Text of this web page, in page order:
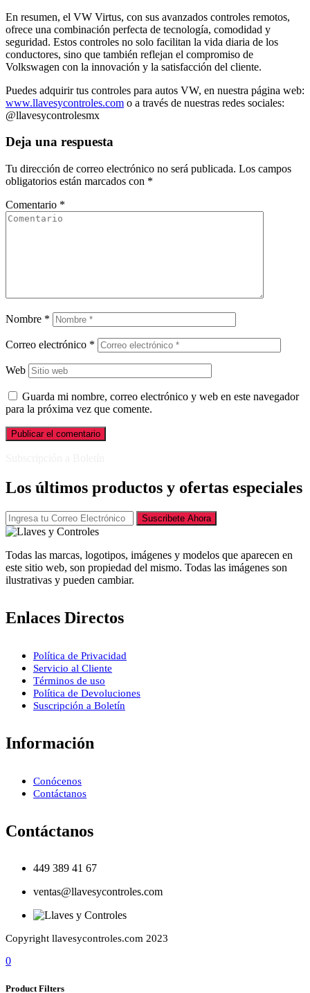
En resumen, el VW Virtus, con sus avanzados controles remotos,
ofrece una combinación perfecta de tecnología, comodidad y
seguridad. Estos controles no solo facilitan la vida diaria de los
conductores, sino que también reflejan el compromiso de
Volkswagen con la innovación y la satisfacción del cliente.
Puedes adquirir tus controles para autos VW, en nuestra página web:
www.llavesycontroles.com o a través de nuestras redes sociales:
@llavesycontrolesmx
Deja una respuesta
Tu dirección de correo electrónico no será publicada. Los campos
obligatorios están marcados con *
Comentario *
Nombre *
Correo electrónico *
Web
Guarda mi nombre, correo electrónico y web en este navegador
para la próxima vez que comente.
Los últimos productos y ofertas especiales
Suscribete Ahora
Todas las marcas, logotipos, imágenes y modelos que aparecen en
este sitio web, son propiedad del mismo. Todas las imágenes son
ilustrativas y pueden cambiar.
Enlaces Directos
Política de Privacidad
Servicio al Cliente
Términos de uso
Política de Devoluciones
Suscripción a Boletín
Información
Conócenos
Contáctanos
Contáctanos
449 389 41 67
ventas@llavesycontroles.com
Copyright llavesycontroles.com 2023
0
Product Filters